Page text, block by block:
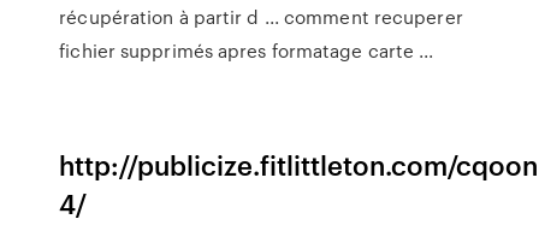
récupération à partir d ... comment recuperer
fichier supprimés apres formatage carte ...
http://publicize.fitlittleton.com/
4/